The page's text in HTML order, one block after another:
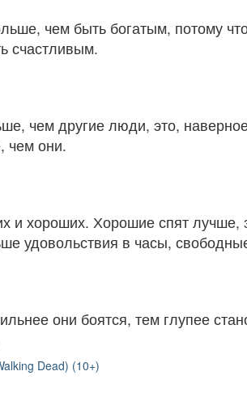
чем быть богатым, потому
счастливым.
чем другие люди, это,
чем они.
и хороших. Хорошие спят лучше,
удовольствия в часы,
они боятся, тем глупее
Dead) (10+)